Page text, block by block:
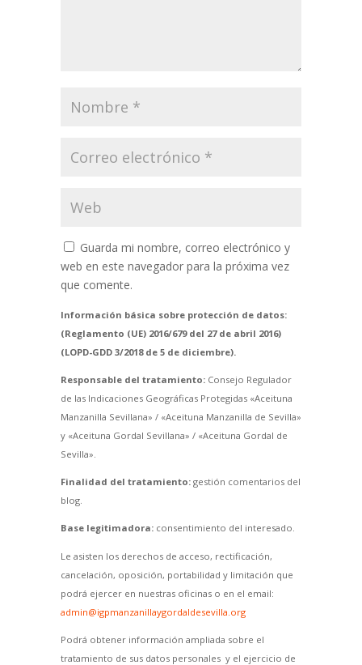
Guarda mi nombre, correo electrónico y
web en este navegador para la próxima vez
que comente.
Información básica sobre protección de datos:
(Reglamento (UE) 2016/679 del 27 de abril 2016)
(LOPD-GDD 3/2018 de 5 de diciembre).
Responsable del tratamiento:Consejo Regulador
de las Indicaciones Geográficas Protegidas «Aceituna
Manzanilla Sevillana» / «Aceituna Manzanilla de Sevilla»
y «Aceituna Gordal Sevillana» / «Aceituna Gordal de
Sevilla».
Finalidad del tratamiento:gestión comentarios del
blog.
Base legitimadora:consentimiento del interesado.
Le asisten los derechos de acceso, rectificación,
cancelación, oposición, portabilidad y limitación que
podrá ejercer en nuestras oficinas o en el email:
admin@igpmanzanillaygordaldesevilla.org
Podrá obtener información ampliada sobre el
tratamiento de sus datos personales y el ejercicio de